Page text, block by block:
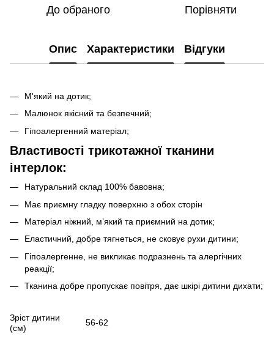
До обраного Порівняти
Опис Характеристики Відгуки
М'який на дотик;
Малюнок якісний та безпечний;
Гіпоалергенний матеріал;
Властивості трикотажної тканини
інтерлок:
Натуральний склад 100% бавовна;
Має приємну гладку поверхню з обох сторін
Матеріал ніжний, м’який та приємний на дотик;
Еластичний, добре тягнеться, не сковує рухи дитини;
Гіпоалергенне, не викликає подразнень та алергічних
реакції;
Тканина добре пропускає повітря, дає шкірі дитини дихати;
Зріст дитини
(см)
56-62